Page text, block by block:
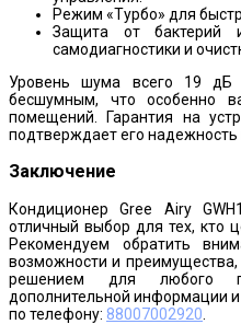
Режим «Турбо» для
Защита от бактерий
самодиагностики и
Уровень шума всего 19 дБ
бесшумным, что особенно
помещений. Гарантия на
подтверждает его надежность
Заключение
Кондиционер Gree Airy
отличный выбор для тех, кто
Рекомендуем обратить
возможности и
решением для любого
дополнительной информации
по телефону: 88007002920